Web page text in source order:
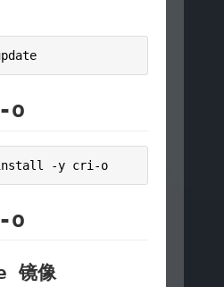
o
-y cri -o
o
镜像